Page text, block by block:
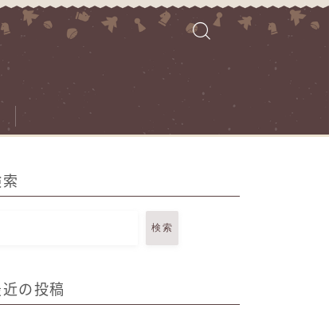
検索
近の投稿